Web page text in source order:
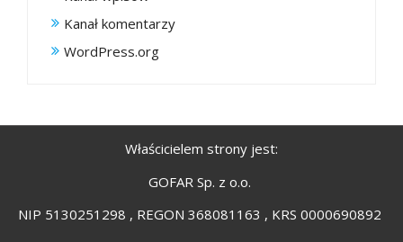
Kanał komentarzy
WordPress.org
Właścicielem strony jest:
GOFAR Sp. z o.o.
NIP 5130251298 , REGON 368081163 , KRS 0000690892